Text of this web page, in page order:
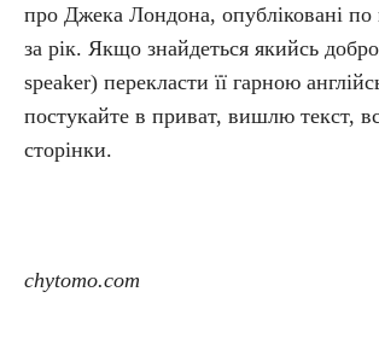
про Джека Лондона, опубліковані по
за рік. Якщо знайдеться якийсь
speaker) перекласти її гарною
постукайте в приват, вишлю текст,
сторінки.
chytomo.com